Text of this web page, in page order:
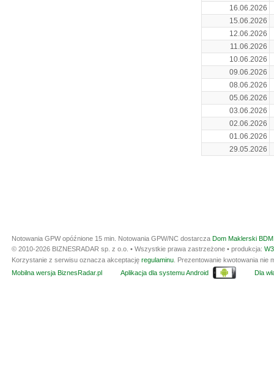
16.06.2026
15.06.2026
12.06.2026
11.06.2026
10.06.2026
09.06.2026
08.06.2026
05.06.2026
03.06.2026
02.06.2026
01.06.2026
29.05.2026
Notowania GPW opóźnione 15 min. Notowania GPW/NC dostarcza Dom Maklerski
© 2010-2026 BIZNESRADAR sp. z o.o. • Wszystkie prawa zastrzeżone • produkcja:
Korzystanie z serwisu oznacza akceptację regulaminu . Prezentowanie kwotowania
Mobilna wersja BiznesRadar.pl
Aplikacja dla systemu Android Dla